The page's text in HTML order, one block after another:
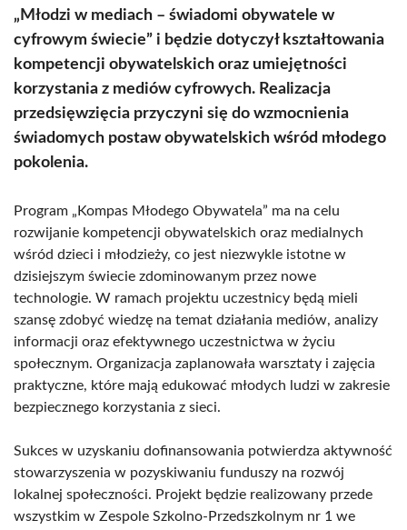
„Młodzi w mediach – świadomi obywatele w
cyfrowym świecie” i będzie dotyczył kształtowania
kompetencji obywatelskich oraz umiejętności
korzystania z mediów cyfrowych. Realizacja
przedsięwzięcia przyczyni się do wzmocnienia
świadomych postaw obywatelskich wśród młodego
pokolenia.
Program „Kompas Młodego Obywatela” ma na celu
rozwijanie kompetencji obywatelskich oraz medialnych
wśród dzieci i młodzieży, co jest niezwykle istotne w
dzisiejszym świecie zdominowanym przez nowe
technologie. W ramach projektu uczestnicy będą mieli
szansę zdobyć wiedzę na temat działania mediów, analizy
informacji oraz efektywnego uczestnictwa w życiu
społecznym. Organizacja zaplanowała warsztaty i zajęcia
praktyczne, które mają edukować młodych ludzi w zakresie
bezpiecznego korzystania z sieci.
Sukces w uzyskaniu dofinansowania potwierdza aktywność
stowarzyszenia w pozyskiwaniu funduszy na rozwój
lokalnej społeczności. Projekt będzie realizowany przede
wszystkim w Zespole Szkolno-Przedszkolnym nr 1 we